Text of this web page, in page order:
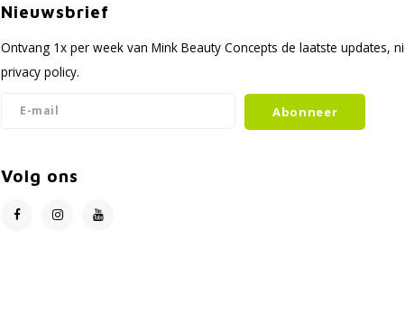
Nieuwsbrief
Ontvang 1x per week van Mink Beauty Concepts de laatste
privacy policy.
Abonneer
Volg ons